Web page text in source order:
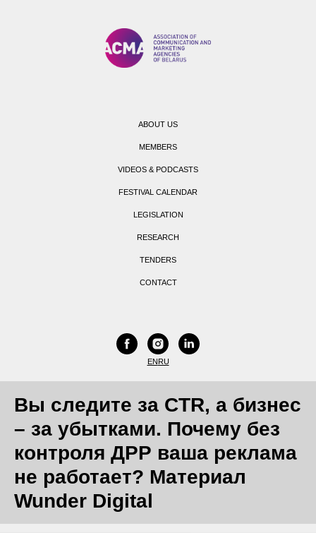
ABOUT US
MEMBERS
VIDEOS & PODCASTS
FESTIVAL CALENDAR
LEGISLATION
RESEARCH
TENDERS
CONTACT
ENRU
Вы следите за CTR, а бизнес
– за убытками. Почему без
контроля ДРР ваша реклама
не работает? Материал
Wunder Digital